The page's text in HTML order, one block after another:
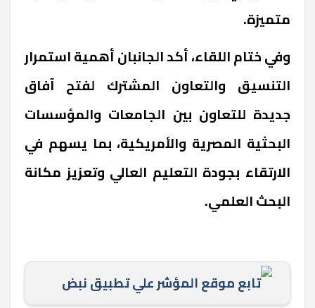
متميزة.
وفي ختام اللقاء، أكد الجانبان أهمية استمرار
التنسيق والتعاون المشترك لفتح آفاق
جديدة للتعاون بين الجامعات والمؤسسات
البحثية المصرية والأمريكية، بما يسهم في
الارتقاء بجودة التعليم العالي وتعزيز مكانة
البحث العلمي.
تابع موقع المؤشر علي تطبيق نبض